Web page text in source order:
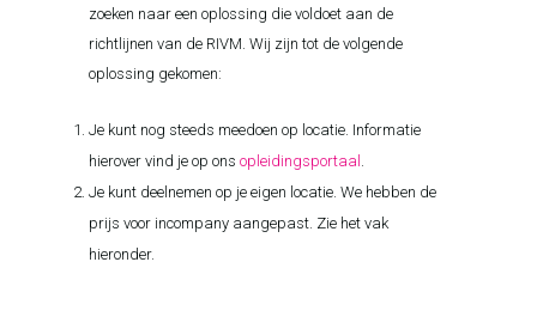
zoeken naar een oplossing die voldoet aan de
richtlijnen van de RIVM. Wij zijn tot de volgende
oplossing gekomen:
Je kunt nog steeds meedoen op locatie. Informatie
hierover vind je op ons opleidingsportaal .
Je kunt deelnemen op je eigen locatie. We hebben de
prijs voor incompany aangepast. Zie het vak
hieronder.